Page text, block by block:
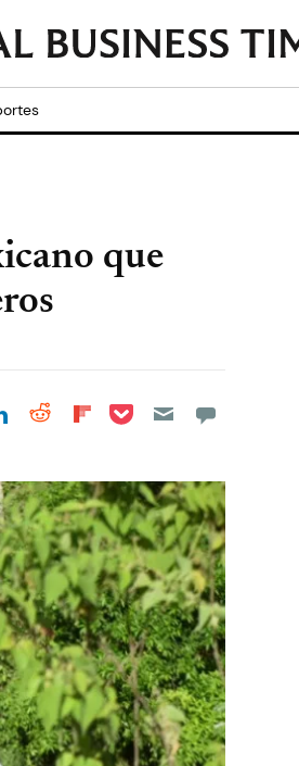
que
on Facebook
Share on LinkedIn
Share on Reddit
Share on
Share on Pocket